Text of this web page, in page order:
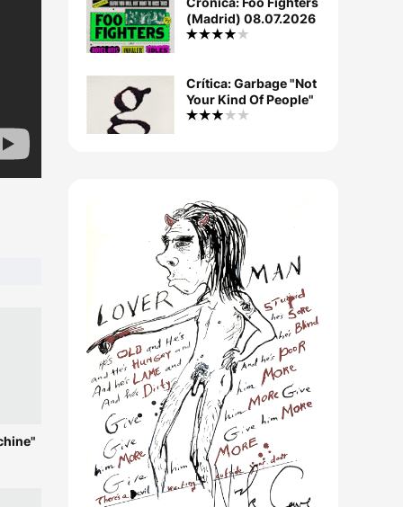
(Madrid) 08.07.2026
Crítica: Garbage "Not
Your Kind Of People"